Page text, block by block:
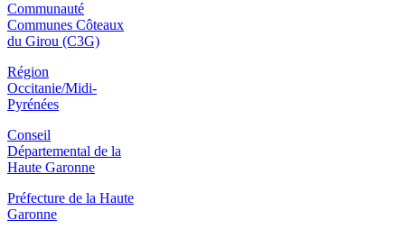
Communauté
Communes Côteaux
du Girou (C3G)
Région
Occitanie/Midi-
Pyrénées
Conseil
Départemental de la
Haute Garonne
Préfecture de la Haute
Garonne